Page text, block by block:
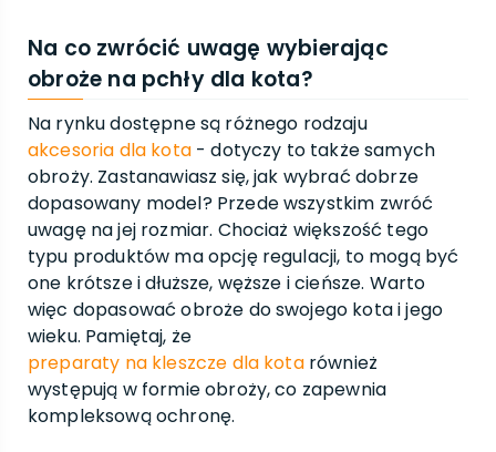
Na co zwrócić uwagę wybierając
obroże na pchły dla kota?
Na rynku dostępne są różnego rodzaju
akcesoria dla kota- dotyczy to także samych
obroży. Zastanawiasz się, jak wybrać dobrze
dopasowany model? Przede wszystkim zwróć
uwagę na jej rozmiar. Chociaż większość tego
typu produktów ma opcję regulacji, to mogą być
one krótsze i dłuższe, węższe i cieńsze. Warto
więc dopasować obroże do swojego kota i jego
wieku. Pamiętaj, że
preparaty na kleszcze dla kotarównież
występują w formie obroży, co zapewnia
kompleksową ochronę.